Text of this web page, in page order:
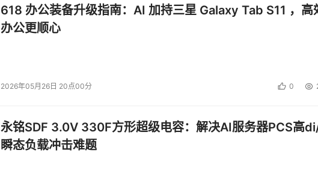
618 办公装备升级指南：AI 加持三星 Galaxy Tab S11 ，高
办公更顺心
2026年05月26日 20点00分 0
永铭SDF 3.0V 330F方形超级电容：解决AI服务器PCS高
瞬态负载冲击难题